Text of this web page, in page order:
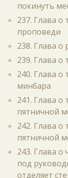
покинуть
237. Глава
проповеди
238. Глава
239. Глава
240. Глава о
минбара
241. Глава о
пятничной
242. Глава о
пятничной
243. Глава
под
отделяет